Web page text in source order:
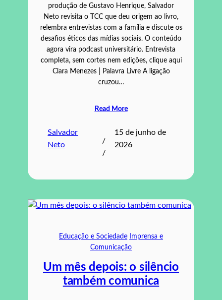
produção de Gustavo Henrique, Salvador
Neto revisita o TCC que deu origem ao livro,
relembra entrevistas com a família e discute os
desafios éticos das mídias sociais. O conteúdo
agora vira podcast universitário. Entrevista
completa, sem cortes nem edições, clique aqui
Clara Menezes | Palavra Livre A ligação
cruzou…
Read More
Salvador
Neto
/
/
15 de junho de
2026
Educação e Sociedade
Imprensa e
Comunicação
Um mês depois: o silêncio
também comunica